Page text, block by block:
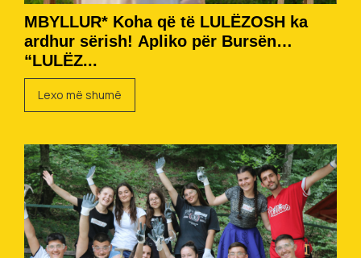
MBYLLUR* Koha që të LULËZOSH ka
ardhur sërish! Apliko për Bursën
“LULËZ...
Lexo më shumë